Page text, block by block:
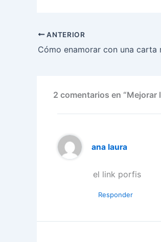
ANTERIOR
Cómo enamorar con una carta
2 comentarios en
ana laura
el link porfis
Responder